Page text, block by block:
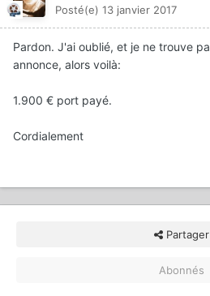
Posté(e) 13 janvier 2017
Pardon. J'ai oublié, et je ne trouve
annonce, alors voilà:
1.900 € port payé.
Cordialement
Partager
Abonnés